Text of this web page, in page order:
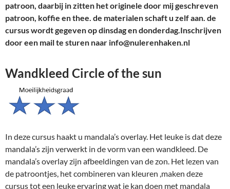
patroon, daarbij in zitten het originele door mij geschreven
patroon, koffie en thee. de materialen schaft u zelf aan. de
cursus wordt gegeven op dinsdag en donderdag.Inschrijven
door een mail te sturen naar info@nulerenhaken.nl
Wandkleed Circle of the sun
In deze cursus haakt u mandala’s overlay. Het leuke is dat deze
mandala’s zijn verwerkt in de vorm van een wandkleed. De
mandala’s overlay zijn afbeeldingen van de zon. Het lezen van
de patroontjes, het combineren van kleuren ,maken deze
cursus tot een leuke ervaring wat je kan doen met mandala